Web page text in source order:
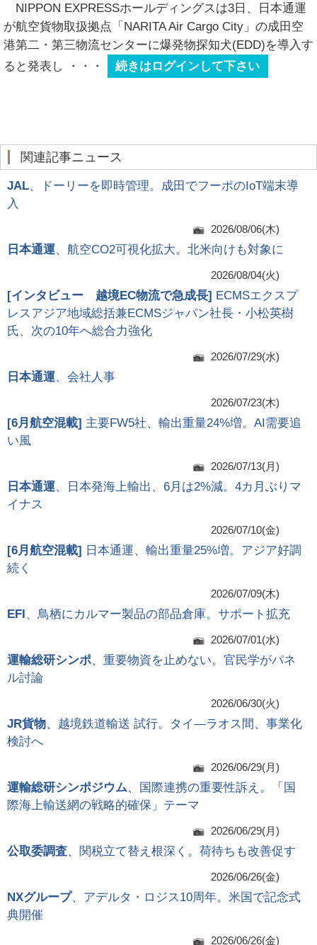
NIPPON EXPRESSホールディングスは3日、日本通運
が航空貨物取扱拠点「NARITA Air Cargo City」の成田空
港第二・第三物流センターに爆発物探知犬(EDD)を導入す
ると発表し
・・・ 続きはログインして下さい
関連記事ニュース
JAL、ドーリーを即時管理。成田でフーポのIoT端末導
入
2026/08/06(木)
日本通運、航空CO2可視化拡大。北米向けも対象に
2026/08/04(火)
[インタビュー 越境EC物流で急成長] ECMSエクスプ
レスアジア地域総括兼ECMSジャパン社長・小松英樹
氏、次の10年へ総合力強化
2026/07/29(水)
日本通運、会社人事
2026/07/23(木)
[6月航空混載] 主要FW5社、輸出重量24%増。AI需要追
い風
2026/07/13(月)
日本通運、日本発海上輸出、6月は2%減。4カ月ぶりマ
イナス
2026/07/10(金)
[6月航空混載]
日本通運、輸出重量25%増。アジア好調
続く
2026/07/09(木)
EFI 、鳥栖にカルマー製品の部品倉庫。サポート拡充
2026/07/01(水)
運輸総研シンポ、重要物資を止めない。官民学がパネ
ル討論
2026/06/30(火)
JR貨物、越境鉄道輸送 試行。タイ―ラオス間、事業化
検討へ
2026/06/29(月)
運輸総研シンポジウム、国際連携の重要性訴え。「国
際海上輸送網の戦略的確保」テーマ
2026/06/29(月)
公取委調査、関税立て替え根深く。荷待ちも改善促す
2026/06/26(金)
NXグループ、アデルタ・ロジス10周年。米国で記念式
典開催
2026/06/26(金)